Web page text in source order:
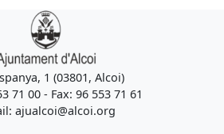
1 (03801, Alcoi)
71 00 - Fax: 96 553 71 61
ajualcoi@alcoi.org